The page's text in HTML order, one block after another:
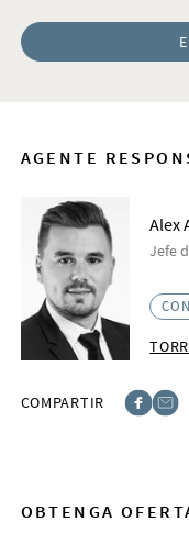
AGENTE
Alex
Jefe
COMPARTIR
OBTENGA